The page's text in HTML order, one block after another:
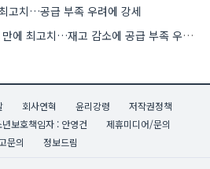
고치…공급 부족 우려에 강세
[비철금속 시황] 구리 2개월 만에 최고치…재고 감소에 공급 부족 우려 확대
회사연혁 윤리강령
저작권정책
보호책임자 : 안영건
제휴미디어/문의
문의
정보드림